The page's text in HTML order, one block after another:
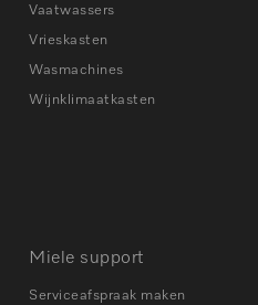
Vaatwassers
Vrieskasten
Wasmachines
Wijnklimaatkasten
Miele support
Serviceafspraak maken